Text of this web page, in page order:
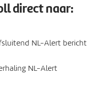
direct naar:
NL-Alert bericht
NL-Alert